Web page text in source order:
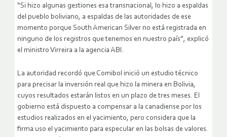
“Si hizo algunas gestiones esa transnacional, lo hizo a espaldas
del pueblo boliviano, a espaldas de las autoridades de ese
momento porque South American Silver no está registrada en
ninguno de los registros que tenemos en nuestro país”, explicó
el ministro Virreira a la agencia ABI.
La autoridad recordó que Comibol inició un estudio técnico
para precisar la inversión real que hizo la minera en Bolivia,
cuyos resultados estarán listos en un plazo de tres meses. El
gobierno está dispuesto a compensar a la canadiense por los
estudios realizados en el yacimiento, pero considera que la
firma uso el yacimiento para especular en las bolsas de valores.